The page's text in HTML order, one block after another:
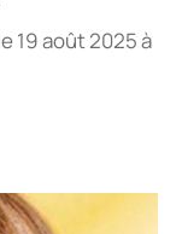
19 août 2025 à